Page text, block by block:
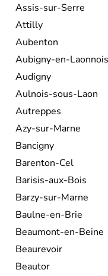
Assis-sur-Serre
Attilly
Aubenton
Aubigny-en-Laonnois
Audigny
Aulnois-sous-Laon
Autreppes
Azy-sur-Marne
Bancigny
Barenton-Cel
Barisis-aux-Bois
Barzy-sur-Marne
Baulne-en-Brie
Beaumont-en-Beine
Beaurevoir
Beautor